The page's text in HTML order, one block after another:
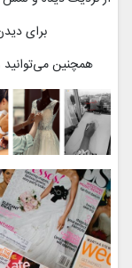
برای
همچنین می‌توانید